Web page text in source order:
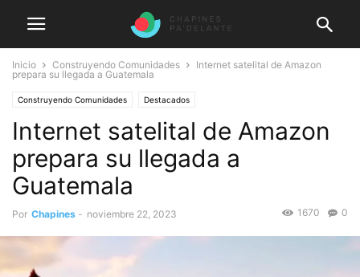
Inicio Construyendo Comunidades
Internet satelital de Amazon
prepara su llegada a Guatemala
Construyendo Comunidades Destacados
Internet satelital de Amazon
prepara su llegada a
Guatemala
Por Chapines - noviembre 22, 2023 0
1670